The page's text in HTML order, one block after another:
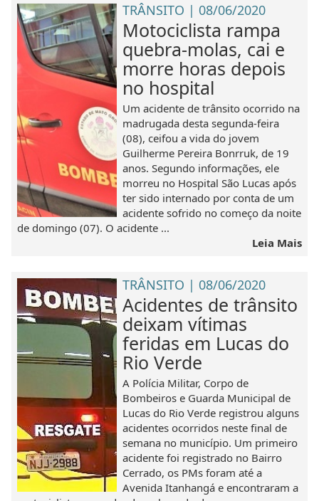
TRÂNSITO | 08/06/2020
Motociclista rampa
quebra-molas, cai e
morre horas depois
no hospital
Um acidente de trânsito ocorrido na
madrugada desta segunda-feira
(08), ceifou a vida do jovem
Guilherme Pereira Bonrruk, de 19
anos. Segundo informações, ele
morreu no Hospital São Lucas após
ter sido internado por conta de um
acidente sofrido no começo da noite
de domingo (07). O acidente ...
Leia Mais
TRÂNSITO | 08/06/2020
Acidentes de trânsito
deixam vítimas
feridas em Lucas do
Rio Verde
A Polícia Militar, Corpo de
Bombeiros e Guarda Municipal de
Lucas do Rio Verde registrou alguns
acidentes ocorridos neste final de
semana no município. Um primeiro
acidente foi registrado no Bairro
Cerrado, os PMs foram até a
Avenida Itanhangá e encontraram a